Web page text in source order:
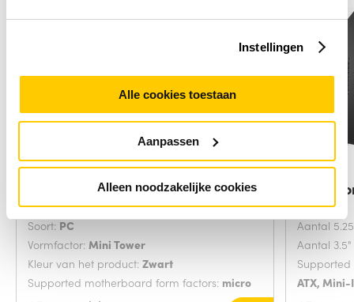
Instellingen
Alle cookies toestaan
Aanpassen
Alleen noodzakelijke cookies
Chieftec CT-01B-OP
computerbehuizing Mini
Soort: PC
Vormfactor: Mini Tower
Kleur van het product: Zwart
Supported motherboard form factors: micro
Aantal
Aantal
ATX, Mini-